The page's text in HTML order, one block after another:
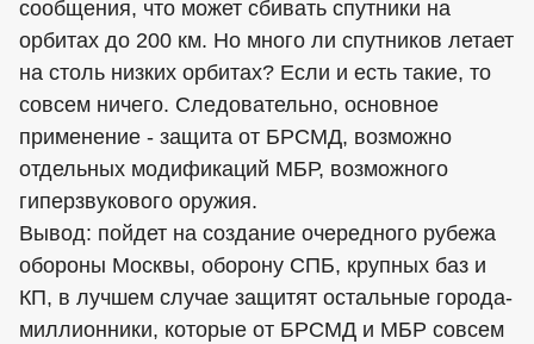
сообщения, что может сбивать спутники на
орбитах до 200 км. Но много ли спутников летает
на столь низких орбитах? Если и есть такие, то
совсем ничего. Следовательно, основное
применение - защита от БРСМД, возможно
отдельных модификаций МБР, возможного
гиперзвукового оружия.
Вывод: пойдет на создание очередного рубежа
обороны Москвы, оборону СПБ, крупных баз и
КП, в лучшем случае защитят остальные города-
миллионники, которые от БРСМД и МБР совсем